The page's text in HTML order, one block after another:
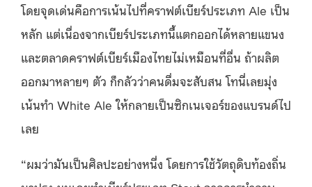
โดยจุดเด่นคือการเน้นไปที่คราฟต์เบียร์ประเภท Ale เป็น
หลัก แต่เนื่องจากเบียร์ประเภทนี้แตกออกได้หลายแขนง
และตลาดคราฟต์เบียร์เมืองไทยไม่เหมือนที่อื่น ถ้าผลิต
ออกมาหลายๆ ตัว ก็กลัวว่าคนดื่มจะสับสน โทนี่เลยมุ่ง
เน้นทำ White Ale ให้กลายเป็นซิกเนเจอร์ของแบรนด์ไป
เลย
“ผมว่ามันเป็นศิลปะอย่างหนึ่ง โดยการใช้วัตถุดิบท้องถิ่น